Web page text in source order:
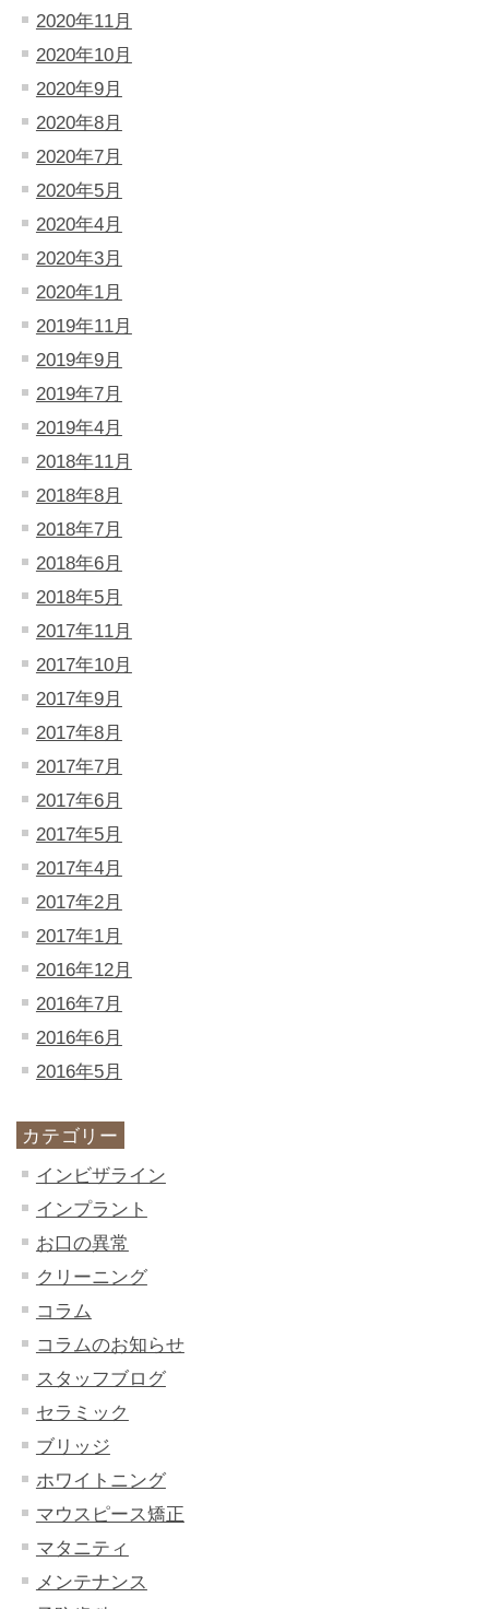
2020年11月
2020年10月
2020年9月
2020年8月
2020年7月
2020年5月
2020年4月
2020年3月
2020年1月
2019年11月
2019年9月
2019年7月
2019年4月
2018年11月
2018年8月
2018年7月
2018年6月
2018年5月
2017年11月
2017年10月
2017年9月
2017年8月
2017年7月
2017年6月
2017年5月
2017年4月
2017年2月
2017年1月
2016年12月
2016年7月
2016年6月
2016年5月
カテゴリー
インビザライン
インプラント
お口の異常
クリーニング
コラム
コラムのお知らせ
スタッフブログ
セラミック
ブリッジ
ホワイトニング
マウスピース矯正
マタニティ
メンテナンス